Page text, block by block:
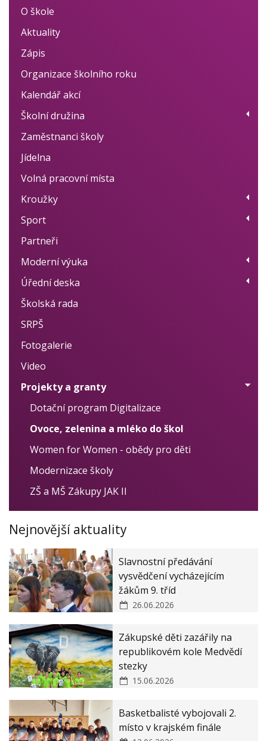
O škole
Aktuality
Zápis
Organizace školního roku
Kalendář akcí
Školní družina
Provoz
Fotogalerie
Dokumenty
BELLhop systém
Zaměstnanci školy
Jídelna
Volná pracovní místa
Kroužky
Přehled kroužků
Sport
Plán akcí
Výsledky
Partneři
Moderní výuka
Moderní metody učení
Projekty
Individuální přístup
Logopedie, nápravy
Cizí jazyky
Úřední deska
Úřední deska
Školní vzdělávací program
Školní řád
Výroční zprávy
Vlastní hodnocení
Zprávy ČŠI
Rozpočet / Audity
Rozhodnutí o přijetí k základnímu vzdělávání
Rozhodnutí o přijetí k předškolnímu vzdělávání
Veřejné zakázky
Zásady ochrany osobních údajů
Prohlášení o ochraně oznamovatelů
Školská rada
SRPŠ
Fotogalerie
Video
Projekty a granty
Dotační program Digitalizace
Ovoce, zelenina a mléko do škol
Women for Women - obědy pro děti
Modernizace školy
ZŠ a MŠ Zákupy JAK II
Nejnovější aktuality
Slavnostní předávání
vysvědčení vycházejícím
žákům 9. tříd
26.06.2026
Zákupské děti zazářily na
republikovém kole Medvědí
stezky
15.06.2026
Basketbalisté vybojovali 2.
místo v krajském finále